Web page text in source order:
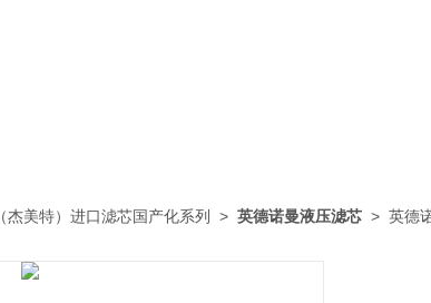
（杰美特）进口滤芯国产化系列 > 英德诺曼液压滤芯 > 英德